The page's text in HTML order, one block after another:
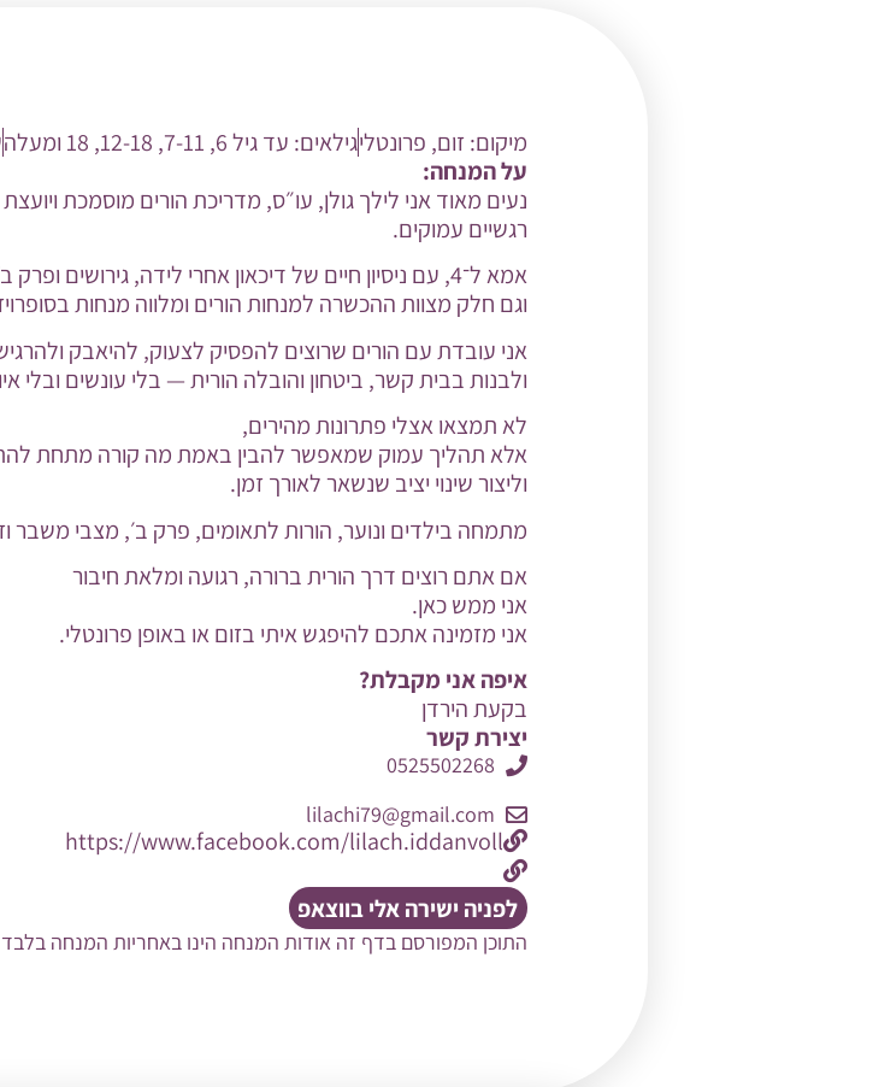
מיקום:זום, פרונטליגילאים: עד גיל 6 ,
7-11
,
12-18
, 18 ומעלה
על המנחה:
רגשיים עמוקים.
אמא ל־4, עם ניסיון חיים של דיכאון אחרי לידה, גירושים ופרק ב׳
וגם חלק מצוות ההכשרה למנחות הורים ומלווה מנחות
אני עובדת עם הורים שרוצים להפסיק לצעוק, להיאבק
ולבנות בבית קשר, ביטחון והובלה הורית — בלי עונשים ובלי
לא תמצאו אצלי פתרונות מהירים,
אלא תהליך עמוק שמאפשר להבין באמת מה קורה מתחת
וליצור שינוי יציב שנשאר לאורך זמן.
מתמחה בילדים ונוער, הורות לתאומים, פרק ב׳, מצבי משבר
אם אתם רוצים דרך הורית ברורה, רגועה ומלאת חיבור
אני ממש כאן.
אני מזמינה אתכם להיפגש איתי בזום או באופן פרונטלי.
איפה אני מקבלת?
בקעת הירדן
יצירת קשר
0525502268
lilachi79@gmail.com
https://www.facebook.com/lilach.iddanvoll
לפניה ישירה אלי בווצאפ
התוכן המפורסם בדף זה אודות המנחה הינו באחריות המנחה בלבד